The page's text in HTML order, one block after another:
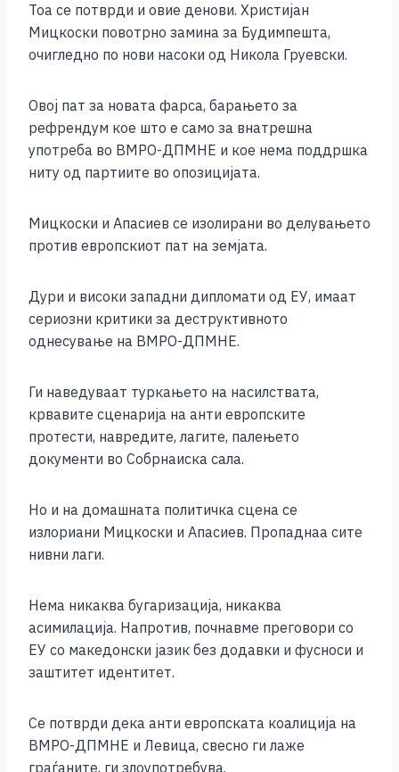
Тоа се потврди и овие денови. Христијан
Мицкоски повотрно замина за Будимпешта,
очигледно по нови насоки од Никола Груевски.
Овој пат за новата фарса, барањето за
рефрендум кое што е само за внатрешна
употреба во ВМРО-ДПМНЕ и кое нема поддршка
ниту од партиите во опозицијата.
Мицкоски и Апасиев се изолирани во делувањето
против европскиот пат на земјата.
Дури и високи западни дипломати од ЕУ, имаат
сериозни критики за деструктивното
однесување на ВМРО-ДПМНЕ.
Ги наведуваат туркањето на насилствата,
крвавите сценарија на анти европските
протести, навредите, лагите, палењето
документи во Собрнаиска сала.
Но и на домашната политичка сцена се
излориани Мицкоски и Апасиев. Пропаднаа сите
нивни лаги.
Нема никаква бугаризација, никаква
асимилација. Напротив, почнавме преговори со
ЕУ со македонски јазик без додавки и фусноси и
заштитет идентитет.
Се потврди дека анти европската коалиција на
ВМРО-ДПМНЕ и Левица, свесно ги лаже
граѓаните, ги злоупотребува.